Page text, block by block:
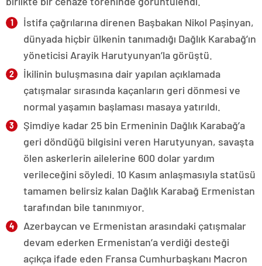
İstifa çağrılarına direnen Başbakan Nikol Paşinyan,
dünyada hiçbir ülkenin tanımadığı Dağlık Karabağ’ın
yöneticisi Arayik Harutyunyan’la görüştü.
İkilinin buluşmasına dair yapılan açıklamada
çatışmalar sırasında kaçanların geri dönmesi ve
normal yaşamın başlaması masaya yatırıldı.
Şimdiye kadar 25 bin Ermeninin Dağlık Karabağ’a
geri döndüğü bilgisini veren Harutyunyan, savaşta
ölen askerlerin ailelerine 600 dolar yardım
verileceğini söyledi. 10 Kasım anlaşmasıyla statüsü
tamamen belirsiz kalan Dağlık Karabağ Ermenistan
tarafından bile tanınmıyor.
Azerbaycan ve Ermenistan arasındaki çatışmalar
devam ederken Ermenistan’a verdiği desteği
açıkça ifade eden Fransa Cumhurbaşkanı Macron